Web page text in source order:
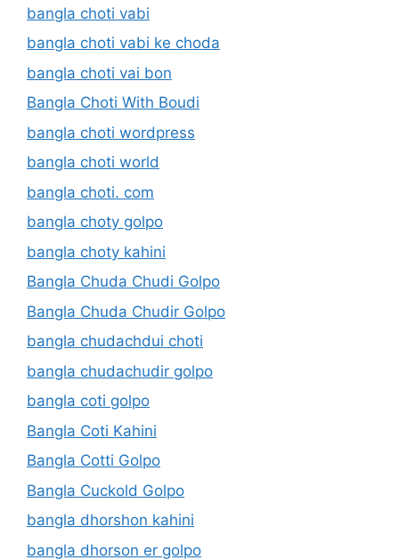
bangla choti vabi
bangla choti vabi ke choda
bangla choti vai bon
Bangla Choti With Boudi
bangla choti wordpress
bangla choti world
bangla choti. com
bangla choty golpo
bangla choty kahini
Bangla Chuda Chudi Golpo
Bangla Chuda Chudir Golpo
bangla chudachdui choti
bangla chudachudir golpo
bangla coti golpo
Bangla Coti Kahini
Bangla Cotti Golpo
Bangla Cuckold Golpo
bangla dhorshon kahini
bangla dhorson er golpo